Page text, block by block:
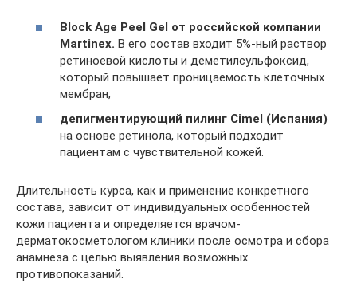
Block Age Peel Gel от российской компании
Martineх. В его состав входит 5%-ный раствор
ретиноевой кислоты и деметилсульфоксид,
который повышает проницаемость клеточных
мембран;
депигментирующий пилинг Cimel (Испания)
на основе ретинола, который подходит
пациентам с чувствительной кожей.
Длительность курса, как и применение конкретного
состава, зависит от индивидуальных особенностей
кожи пациента и определяется врачом-
дерматокосметологом клиники после осмотра и сбора
анамнеза с целью выявления возможных
противопоказаний.